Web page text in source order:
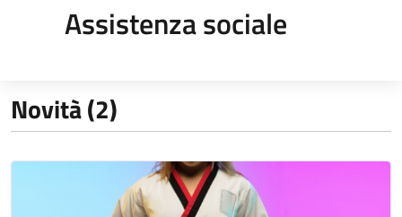
Assistenza sociale
Novità (2)